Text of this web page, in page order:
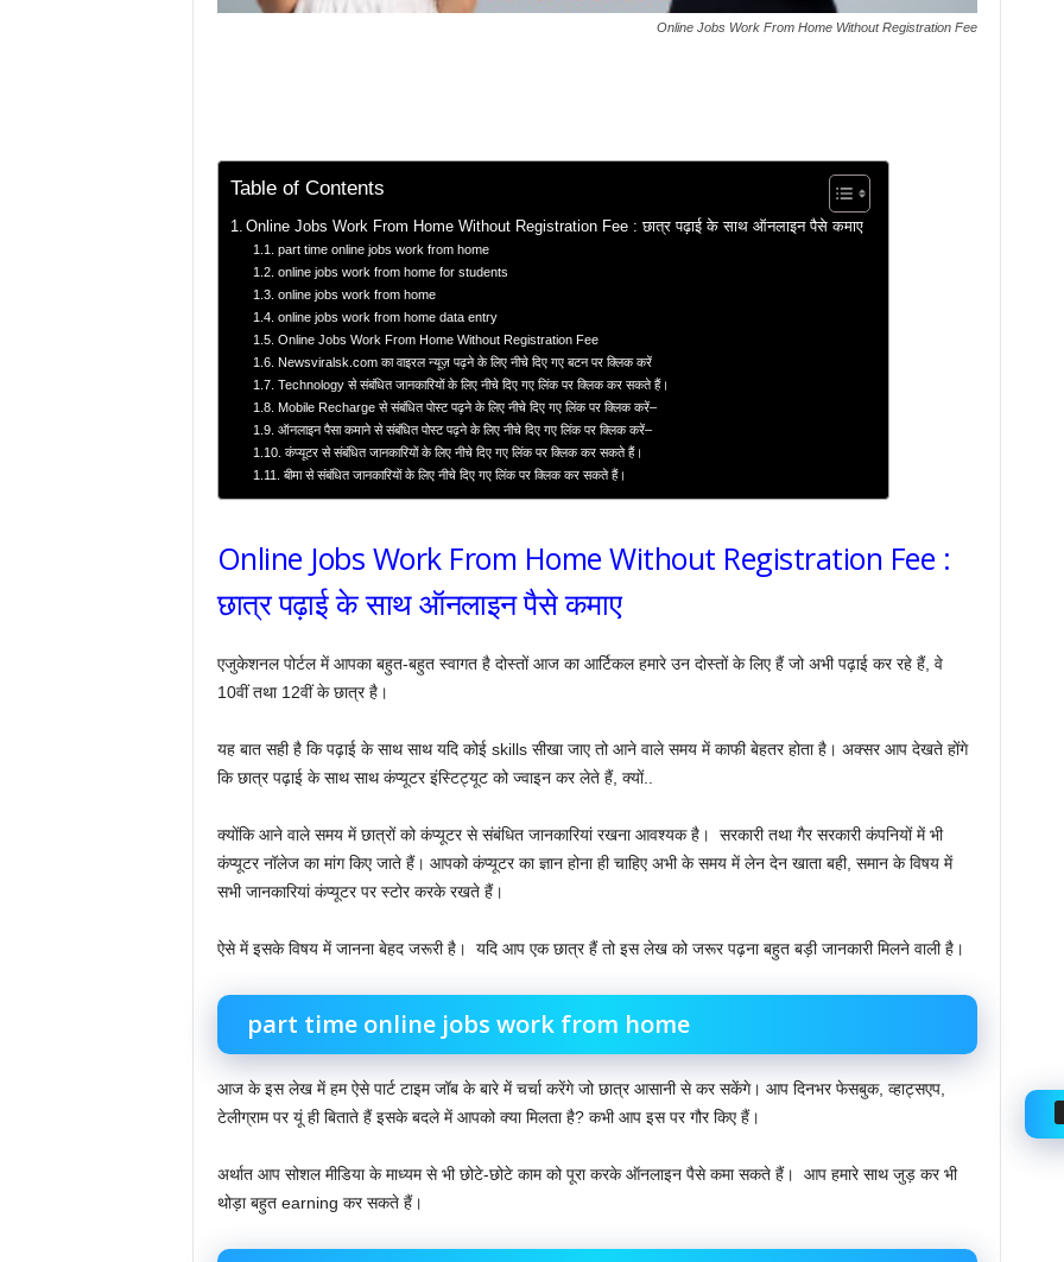
Online Jobs Work From Home Without Registration Fee
Table of Contents
Online Jobs Work From Home Without Registration Fee : छात्र पढ़ाई के साथ ऑनलाइन पैसे कमाए
part time online jobs work from home
online jobs work from home for students
online jobs work from home
online jobs work from home data entry
Online Jobs Work From Home Without Registration Fee
Newsviralsk.com का वाइरल न्यूज़ पढ़ने के लिए नीचे दिए गए बटन पर क्लिक करें
Technology से संबंधित जानकारियों के लिए नीचे दिए गए लिंक पर क्लिक कर सकते हैं।
Mobile Recharge से संबंधित पोस्ट पढ़ने के लिए नीचे दिए गए लिंक पर क्लिक करें–
ऑनलाइन पैसा कमाने से संबंधित पोस्ट पढ़ने के लिए नीचे दिए गए लिंक पर क्लिक करें–
कंप्यूटर से संबंधित जानकारियों के लिए नीचे दिए गए लिंक पर क्लिक कर सकते हैं।
बीमा से संबंधित जानकारियों के लिए नीचे दिए गए लिंक पर क्लिक कर सकते हैं।
Online Jobs Work From Home Without Registration Fee :
छात्र पढ़ाई के साथ ऑनलाइन पैसे कमाए
एजुकेशनल पोर्टल में आपका बहुत-बहुत स्वागत है दोस्तों आज का आर्टिकल हमारे उन दोस्तों के लिए हैं जो अभी पढ़ाई कर रहे हैं, वे
10वीं तथा 12वीं के छात्र है।‌
यह बात सही है कि पढ़ाई के साथ साथ यदि कोई skills सीखा जाए तो आने वाले समय में काफी बेहतर होता है। अक्सर आप देखते होंगे
कि छात्र पढ़ाई के साथ साथ कंप्यूटर इंस्टिट्यूट को ज्वाइन कर लेते हैं, क्यों..
क्योंकि आने वाले समय में छात्रों को कंप्यूटर से संबंधित जानकारियां रखना आवश्यक है। ‌ सरकारी तथा गैर सरकारी कंपनियों में भी
कंप्यूटर नॉलेज का मांग किए जाते हैं। आपको कंप्यूटर का ज्ञान होना ही चाहिए अभी के समय में लेन देन खाता बही, समान के विषय में
सभी जानकारियां कंप्यूटर पर स्टोर करके रखते हैं।
ऐसे में इसके विषय में जानना बेहद जरूरी है। ‌ यदि आप एक छात्र हैं तो इस लेख को जरूर पढ़ना बहुत बड़ी जानकारी मिलने वाली है।
part time online jobs work from home
आज के इस लेख में हम ऐसे पार्ट टाइम जॉब के बारे में चर्चा करेंगे जो छात्र आसानी से कर सकेंगे। आप दिनभर फेसबुक, व्हाट्सएप,
टेलीग्राम पर यूं ही बिताते हैं इसके बदले में आपको क्या मिलता है? कभी आप इस पर गौर किए हैं।
अर्थात आप सोशल मीडिया के माध्यम से भी छोटे-छोटे काम को पूरा करके ऑनलाइन पैसे कमा सकते हैं। ‌ आप हमारे साथ जुड़ कर भी
थोड़ा बहुत earning कर सकते हैं।